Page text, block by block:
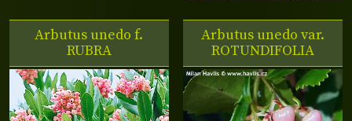
Arbutus unedo f.
RUBRA
Arbutus unedo var.
ROTUNDIFOLIA